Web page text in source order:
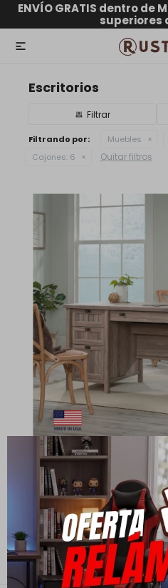
ENVÍOS A
GARANTÍA DE
hasta 12
ENVÍO GRATIS dentro de
superiores

Escritorios
Filtrando por: Muebles
Cajones: 6 Quitar filtros
Escritorio - Múltiples
23.290 $ 33.790
$16.303
$18.632